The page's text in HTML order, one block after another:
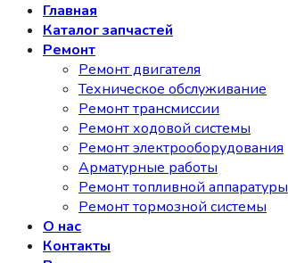
Главная
Каталог запчастей
Ремонт
Ремонт двигателя
Техническое обслуживание
Ремонт трансмиссии
Ремонт ходовой системы
Ремонт электрооборудования
Арматурные работы
Ремонт топливной аппаратуры
Ремонт тормозной системы
О нас
Контакты